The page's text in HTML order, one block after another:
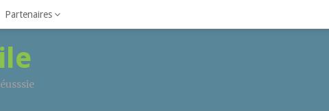
Partenaires